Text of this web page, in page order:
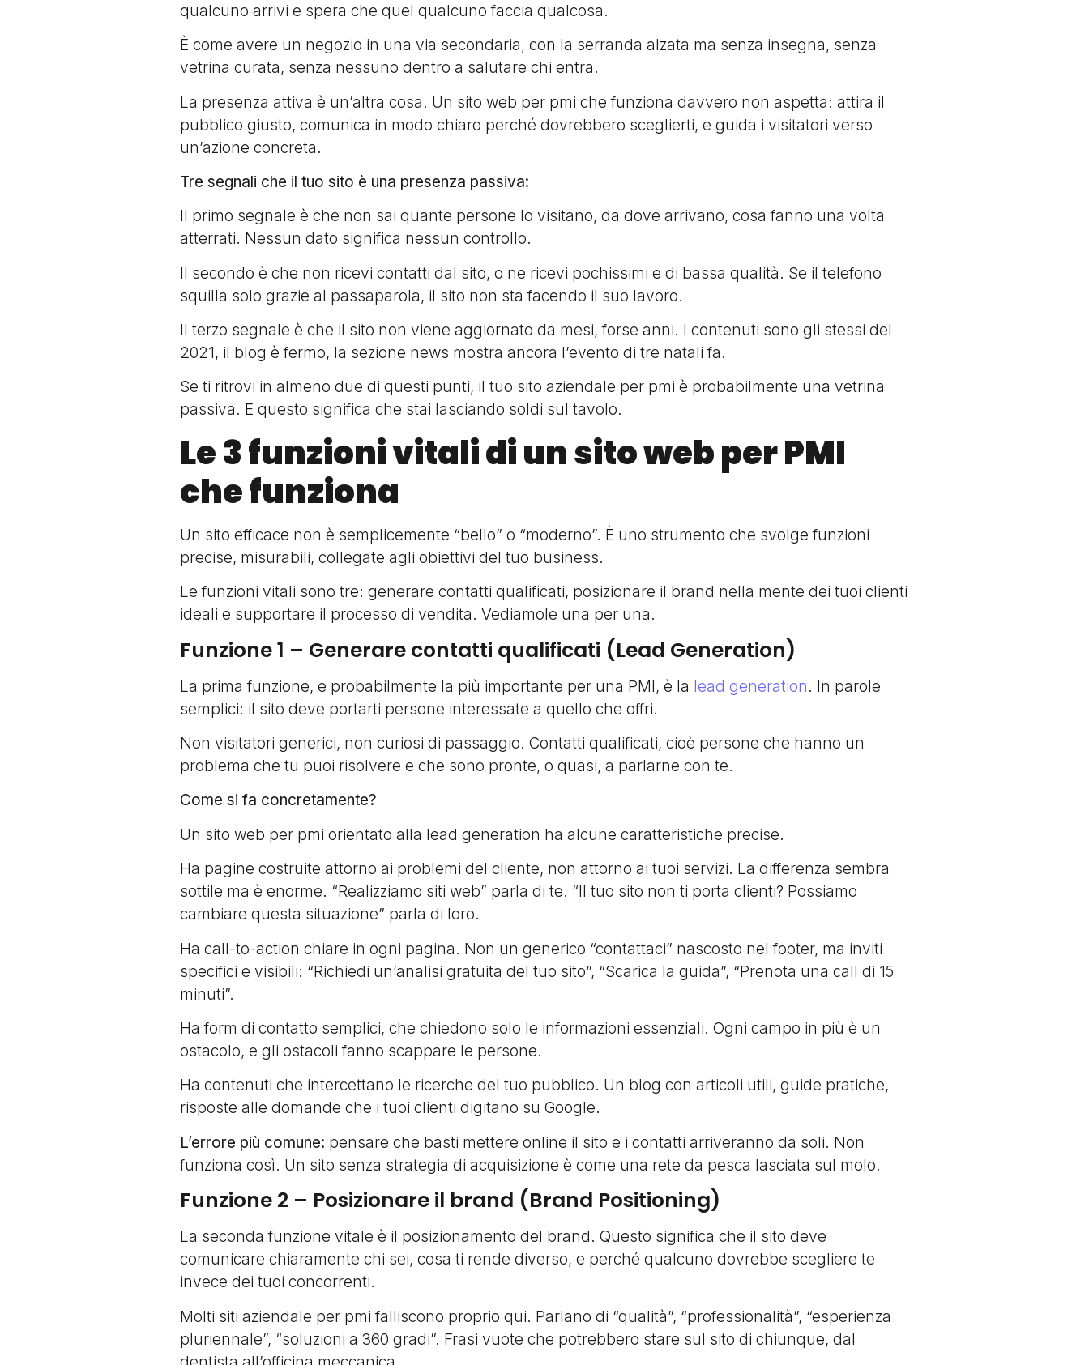
qualcuno arrivi e spera che quel qualcuno faccia qualcosa.
È come avere un negozio in una via secondaria, con la serranda alzata ma senza insegna, senza
vetrina curata, senza nessuno dentro a salutare chi entra.
La presenza attiva è un’altra cosa. Un sito web per pmi che funziona davvero non aspetta: attira il
pubblico giusto, comunica in modo chiaro perché dovrebbero sceglierti, e guida i visitatori verso
un’azione concreta.
Tre segnali che il tuo sito è una presenza passiva:
Il primo segnale è che non sai quante persone lo visitano, da dove arrivano, cosa fanno una volta
atterrati. Nessun dato significa nessun controllo.
Il secondo è che non ricevi contatti dal sito, o ne ricevi pochissimi e di bassa qualità. Se il telefono
squilla solo grazie al passaparola, il sito non sta facendo il suo lavoro.
Il terzo segnale è che il sito non viene aggiornato da mesi, forse anni. I contenuti sono gli stessi del
2021, il blog è fermo, la sezione news mostra ancora l’evento di tre natali fa.
Se ti ritrovi in almeno due di questi punti, il tuo sito aziendale per pmi è probabilmente una vetrina
passiva. E questo significa che stai lasciando soldi sul tavolo.
Le 3 funzioni vitali di un sito web per PMI
che funziona
Un sito efficace non è semplicemente “bello” o “moderno”. È uno strumento che svolge funzioni
precise, misurabili, collegate agli obiettivi del tuo business.
Le funzioni vitali sono tre: generare contatti qualificati, posizionare il brand nella mente dei tuoi clienti
ideali e supportare il processo di vendita. Vediamole una per una.
Funzione 1 – Generare contatti qualificati (Lead Generation)
La prima funzione, e probabilmente la più importante per una PMI, è la lead generation. In parole
semplici: il sito deve portarti persone interessate a quello che offri.
Non visitatori generici, non curiosi di passaggio. Contatti qualificati, cioè persone che hanno un
problema che tu puoi risolvere e che sono pronte, o quasi, a parlarne con te.
Come si fa concretamente?
Un sito web per pmi orientato alla lead generation ha alcune caratteristiche precise.
Ha pagine costruite attorno ai problemi del cliente, non attorno ai tuoi servizi. La differenza sembra
sottile ma è enorme. “Realizziamo siti web” parla di te. “Il tuo sito non ti porta clienti? Possiamo
cambiare questa situazione” parla di loro.
Ha call-to-action chiare in ogni pagina. Non un generico “contattaci” nascosto nel footer, ma inviti
specifici e visibili: “Richiedi un’analisi gratuita del tuo sito”, “Scarica la guida”, “Prenota una call di 15
minuti”.
Ha form di contatto semplici, che chiedono solo le informazioni essenziali. Ogni campo in più è un
ostacolo, e gli ostacoli fanno scappare le persone.
Ha contenuti che intercettano le ricerche del tuo pubblico. Un blog con articoli utili, guide pratiche,
risposte alle domande che i tuoi clienti digitano su Google.
L’errore più comune: pensare che basti mettere online il sito e i contatti arriveranno da soli. Non
funziona così. Un sito senza strategia di acquisizione è come una rete da pesca lasciata sul molo.
Funzione 2 – Posizionare il brand (Brand Positioning)
La seconda funzione vitale è il posizionamento del brand. Questo significa che il sito deve
comunicare chiaramente chi sei, cosa ti rende diverso, e perché qualcuno dovrebbe scegliere te
invece dei tuoi concorrenti.
Molti siti aziendale per pmi falliscono proprio qui. Parlano di “qualità”, “professionalità”, “esperienza
pluriennale”, “soluzioni a 360 gradi”. Frasi vuote che potrebbero stare sul sito di chiunque, dal